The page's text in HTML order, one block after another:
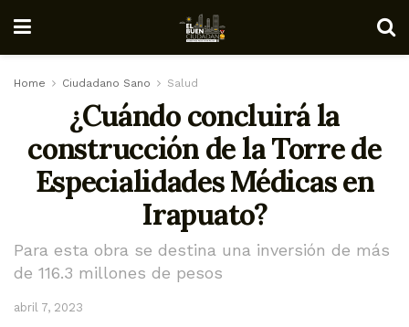
Home Ciudadano Sano Salud
¿Cuándo concluirá la
construcción de la Torre de
Especialidades Médicas en
Irapuato?
Para esta obra se destina una inversión de más
de 116.3 millones de pesos
abril 7, 2023